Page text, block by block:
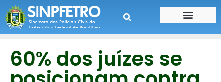
60% dos juízes se